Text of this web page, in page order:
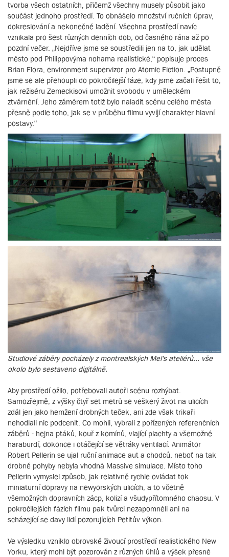
tvorba všech ostatních, přičemž všechny musely působit jako
součást jednoho prostředí. To obnášelo množství ručních úprav,
dokreslování a nekonečné ladění. Všechna prostředí navíc
vznikala pro šest různých denních dob, od časného rána až po
pozdní večer. „Nejdříve jsme se soustředili jen na to, jak udělat
město pod Philippovýma nohama realistické,“ popisuje proces
Brian Flora, environment supervizor pro Atomic Fiction. „Postupně
jsme se ale přehoupli do pokročilejší fáze, kdy jsme začali řešit to,
jak režiséru Zemeckisovi umožnit svobodu v uměleckém
ztvárnění. Jeho záměrem totiž bylo naladit scénu celého města
přesně podle toho, jak se v průběhu filmu vyvíjí charakter hlavní
postavy.“
Studiové záběry pocházely z montrealských Mel's ateliérů... vše
okolo bylo sestaveno digitálně.
Aby prostředí ožilo, potřebovali autoři scénu rozhýbat.
Samozřejmě, z výšky čtyř set metrů se veškerý život na ulicích
zdál jen jako hemžení drobných teček, ani zde však trikaři
nehodlali nic podcenit. Co mohli, vybrali z pořízených referenčních
záběrů - hejna ptáků, kouř z komínů, vlající plachty a všemožné
haraburdí, dokonce i otáčející se větráky ventilací. Animátor
Robert Pellerin se ujal ruční animace aut a chodců, neboť na tak
drobné pohyby nebyla vhodná Massive simulace. Místo toho
Pellerin vymyslel způsob, jak relativně rychle ovládat tok
miniaturní dopravy na newyorských ulicích, a to včetně
všemožných dopravních zácp, kolizí a všudypřítomného chaosu. V
pokročilejších fázích filmu pak tvůrci nezapomněli ani na
scházející se davy lidí pozorujících Petitův výkon.
Ve výsledku vzniklo obrovské živoucí prostředí realistického New
Yorku, který mohl být pozorován z různých úhlů a výšek přesně